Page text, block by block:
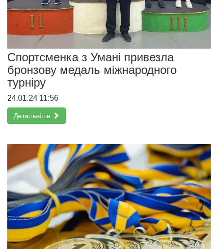
Спортсменка з Умані привезла
бронзову медаль міжнародного
турніру
24.01.24 11:56
Детальніше